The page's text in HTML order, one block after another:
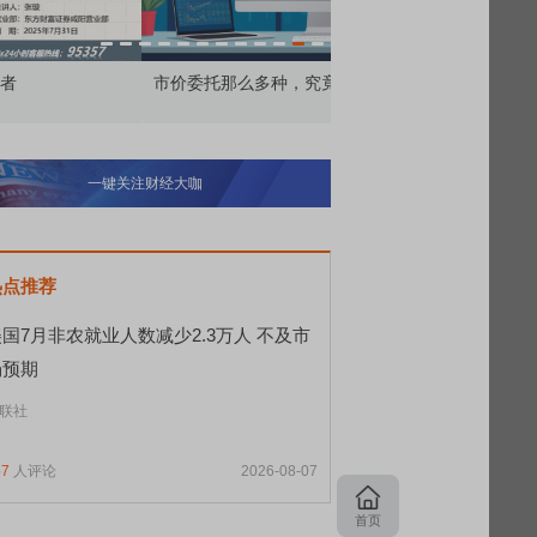
委托那么多种，究竟怎么用？
一键关注财经大咖
推荐
7月非农就业人数减少2.3万人 不及市
期
社
人评论 2026-08-07
首页